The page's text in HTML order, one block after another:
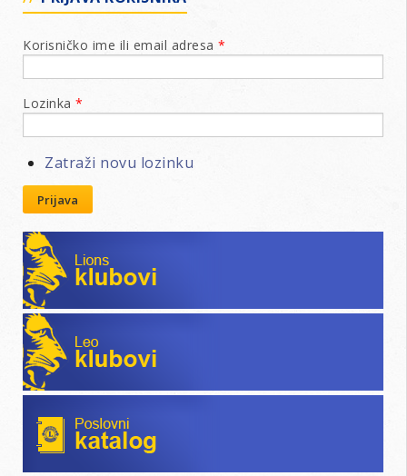
Korisničko ime ili email adresa *
Lozinka *
Zatraži novu lozinku
Prijava
Lions klubovi
Leo klubovi